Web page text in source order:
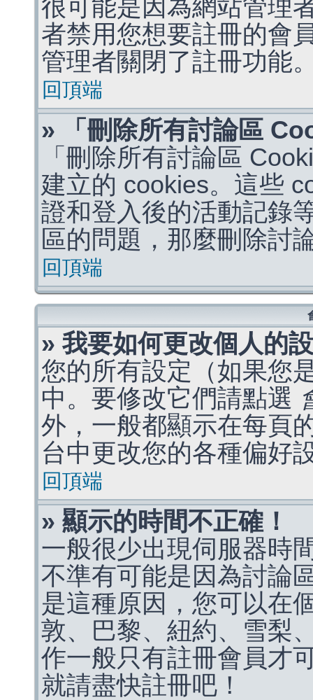
很可能是因為網站管理
者禁用您想要註冊的會
管理者關閉了註冊功能
回頂端
» 「刪除所有討論區
「刪除所有討論區
建立的 cookies。這些
證和登入後的活動記錄
區的問題，那麼刪除討
回頂端
» 我要如何更改個人的
您的所有設定（如果您
中。要修改它們請點選
外，一般都顯示在每頁
台中更改您的各種偏好
回頂端
» 顯示的時間不正確！
一般很少出現伺服器時
不準有可能是因為討論
是這種原因，您可以在
敦、巴黎、紐約、雪梨
作一般只有註冊會員才
就請盡快註冊吧！